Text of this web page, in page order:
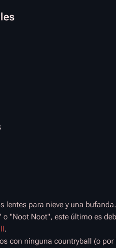
lentes para nieve y una bufanda.
o "Noot Noot", este último es
.
con ninguna countryball (o por